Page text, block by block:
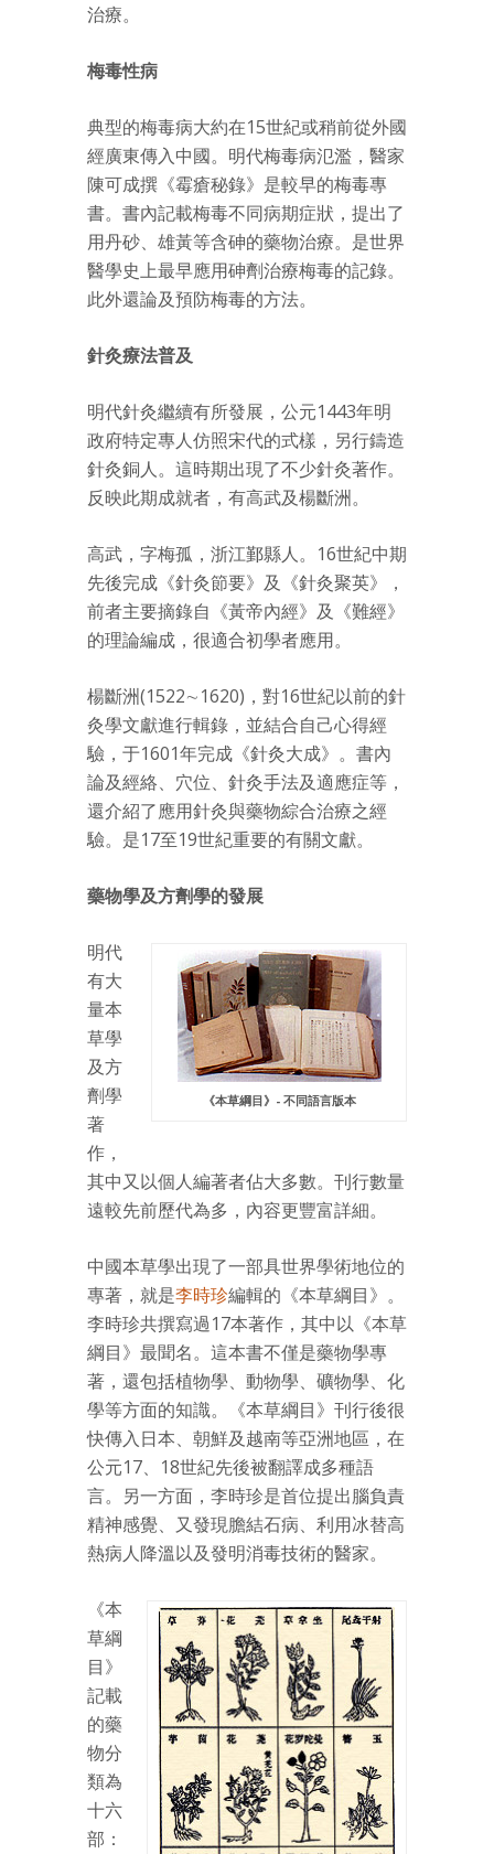
治療。
梅毒性病
典型的梅毒病大約在15世紀或稍前從外國
經廣東傳入中國。明代梅毒病氾濫，醫家
陳可成撰《霉瘡秘錄》是較早的梅毒專
書。書內記載梅毒不同病期症狀，提出了
用丹砂、雄黃等含砷的藥物治療。是世界
醫學史上最早應用砷劑治療梅毒的記錄。
此外還論及預防梅毒的方法。
針灸療法普及
明代針灸繼續有所發展，公元1443年明
政府特定專人仿照宋代的式樣，另行鑄造
針灸銅人。這時期出現了不少針灸著作。
反映此期成就者，有高武及楊斷洲。
高武，字梅孤，浙江鄞縣人。16世紀中期
先後完成《針灸節要》及《針灸聚英》，
前者主要摘錄自《黃帝內經》及《難經》
的理論編成，很適合初學者應用。
楊斷洲(1522∼1620)，對16世紀以前的針
灸學文獻進行輯錄，並結合自己心得經
驗，于1601年完成《針灸大成》。書內
論及經絡、穴位、針灸手法及適應症等，
還介紹了應用針灸與藥物綜合治療之經
驗。是17至19世紀重要的有關文獻。
藥物學及方劑學的發展
《本草綱目》- 不同語言版本
明代
有大
量本
草學
及方
劑學
著
作，
其中又以個人編著者佔大多數。刊行數量
遠較先前歷代為多，內容更豐富詳細。
中國本草學出現了一部具世界學術地位的
專著，就是李時珍編輯的《本草綱目》。
李時珍共撰寫過17本著作，其中以《本草
綱目》最聞名。這本書不僅是藥物學專
著，還包括植物學、動物學、礦物學、化
學等方面的知識。《本草綱目》刊行後很
快傳入日本、朝鮮及越南等亞洲地區，在
公元17、18世紀先後被翻譯成多種語
言。另一方面，李時珍是首位提出腦負責
精神感覺、又發現膽結石病、利用冰替高
熱病人降溫以及發明消毒技術的醫家。
《本
草綱
目》
記載
的藥
物分
類為
十六
部：